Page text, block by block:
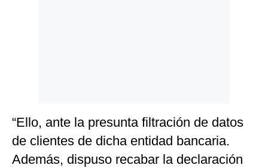
“Ello, ante la presunta filtración de datos
de clientes de dicha entidad bancaria.
Además, dispuso recabar la declaración